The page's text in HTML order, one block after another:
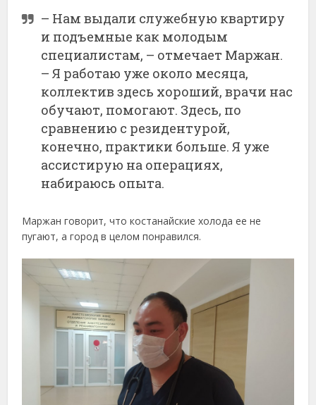
– Нам выдали служебную квартиру
и подъемные как молодым
специалистам, – отмечает Маржан.
– Я работаю уже около месяца,
коллектив здесь хороший, врачи нас
обучают, помогают. Здесь, по
сравнению с резидентурой,
конечно, практики больше. Я уже
ассистирую на операциях,
набираюсь опыта.
Маржан говорит, что костанайские холода ее не
пугают, а город в целом понравился.